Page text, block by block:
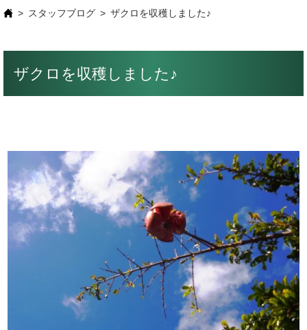
スタッフブログ ザクロを収穫しました♪
ザクロを収穫しました♪